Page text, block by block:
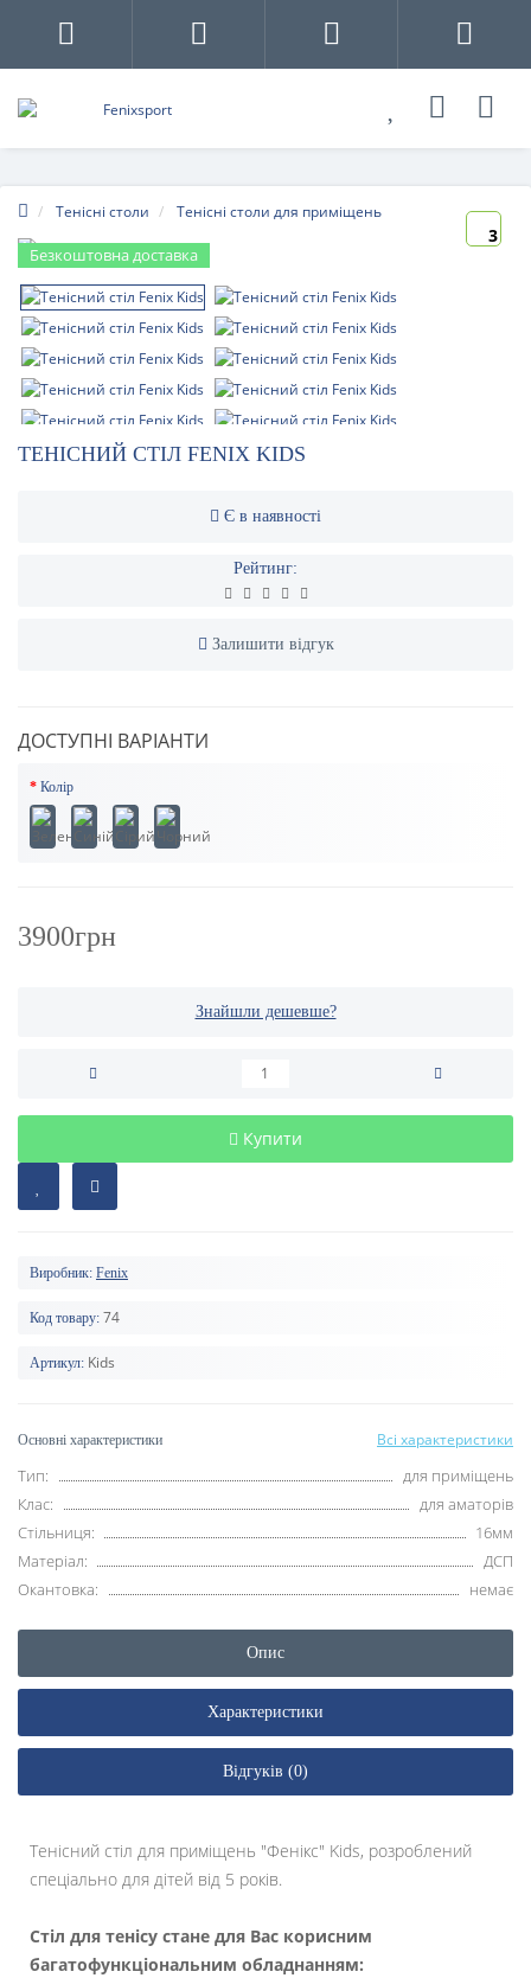
Тенісні столи Тенісні столи для приміщень
Безкоштовна доставка
3
ТЕНІСНИЙ СТІЛ FENIX KIDS
Є в наявності
Рейтинг:
Залишити відгук
ДОСТУПНІ ВАРІАНТИ
Колір
3900грн
Знайшли дешевше?
Купити
Виробник: Fenix
Код товару: 74
Артикул: Kids
Основні характеристики Всі характеристики
Тип:
для приміщень
Клас:
для аматорів
Стільниця:
16мм
Матеріал:
ДСП
Окантовка:
немає
Опис
Характеристики
Відгуків (0)
Тенісний стіл для приміщень "Фенікс" Kids, розроблений
спеціально для дітей від 5 років.
Стіл для тенісу стане для Вас корисним
багатофункціональним обладнанням: